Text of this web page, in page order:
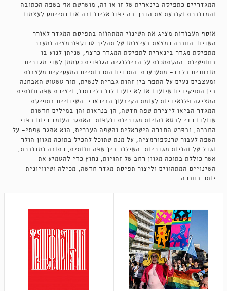
המגדריים כתפיסה בינארית של זו או זה, מושרשת אף בשפה הכתובה
והמדוברת וקובעת את הדרך בה יפנו אלינו ובה אנו נתייחס לעצמנו.
אוסף העבודות מציג את השינוי המתהווה בתפיסת המגדר לאורך
השנים. החברה נמצאת בעיצומו של תהליך טרנספורמציה ומעבר
מתפיסת מגדר בינארית לתפיסת המגדר כרצף, שניתן לנוע בו
בחופשיות. ההסתמכות על הביולוגיה הגופנית כסממן לשני מגדרים
מובחנים בלבד- מתערערת. התכנים התרבותיים המעסיקים מעצבות
ומעצבים נעים על התפר בין זהות גברית לנשית, תוך טשטוש האבחנה
בין התפקידים שיועדו או לא יועדו לנו בלידתנו, ויצירת שפה חזותית
המציגה פלואידיות לעומת הקיבעון הבינארי. השינויים בתפיסת
המגדר הביאו ליצירת שפה חדשה, הן בנראות והן במילים חדשות
שנולדו כדי לבטא זהויות מגדריות נוספות. האתגר העומד כיום בפני
החברה, ובפרט החברה הישראלית והשפה העברית, הוא אתגר שפתי- על
השפה לעבור טרנספורמציה, על מנת שתוכל להכיל בתוכה מגוון הולך
וגדל של זהויות מגדריות. השילוב בין שפה חזותית, כתובה ומדוברת,
אשר כוללת בתוכה מגוון רחב של זהויות, נחוץ כדי להטמיע את
השינויים המתהווים וליצור תפיסת מגדר חדשה, מכילה ושיוויונית
יותר בחברה.